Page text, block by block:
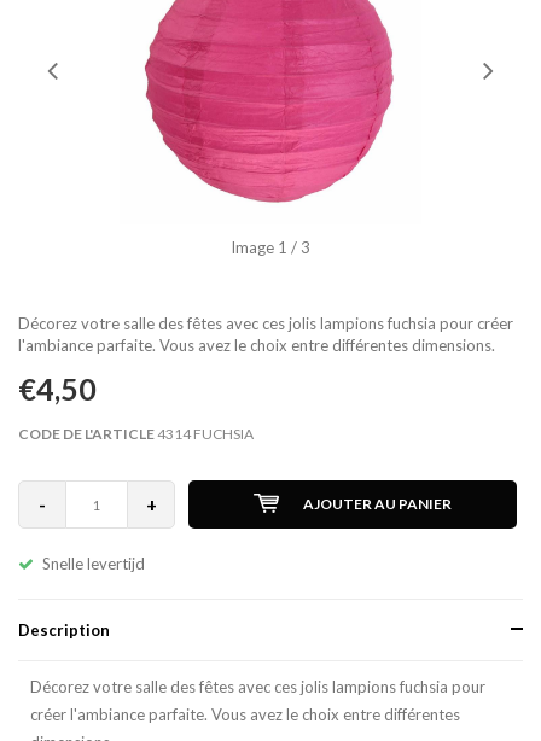
Image 1 / 3
Décorez votre salle des fêtes avec ces jolis lampions fuchsia pour créer
l'ambiance parfaite. Vous avez le choix entre différentes dimensions.
€4,50
CODE DE L'ARTICLE4314 FUCHSIA
- + AJOUTER AU PANIER
Snelle levertijd
Description
Décorez votre salle des fêtes avec ces jolis lampions fuchsia pour
créer l'ambiance parfaite. Vous avez le choix entre différentes